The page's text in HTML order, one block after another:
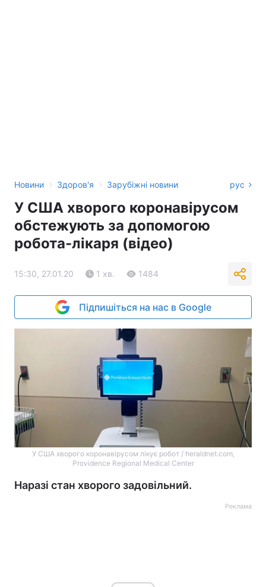
Новини › Здоров'я › Зарубіжні новини рус
У США хворого коронавірусом
обстежують за допомогою
робота-лікаря (відео)
15:30, 27.01.20 1 хв. 1484
Підпишіться на нас в Google
У США хворого коронавірусом лікує робот / heraldnet.com,
Providence Regional Medical Center
Наразі стан хворого задовільний.
Реклама